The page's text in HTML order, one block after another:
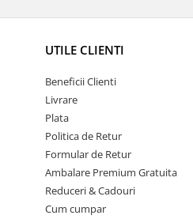
UTILE CLIENTI
Beneficii Clienti
Livrare
Plata
Politica de Retur
Formular de Retur
Ambalare Premium Gratuita
Reduceri & Cadouri
Cum cumpar